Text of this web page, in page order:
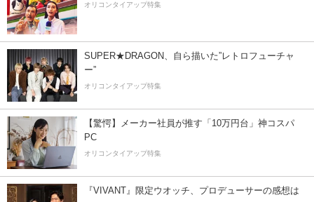
オリコンタイアップ特集
SUPER★DRAGON、自ら描いた”レトロフューチャ
ー”
オリコンタイアップ特集
【驚愕】メーカー社員が推す「10万円台」神コスパ
PC
オリコンタイアップ特集
『VIVANT』限定ウオッチ、プロデューサーの感想は